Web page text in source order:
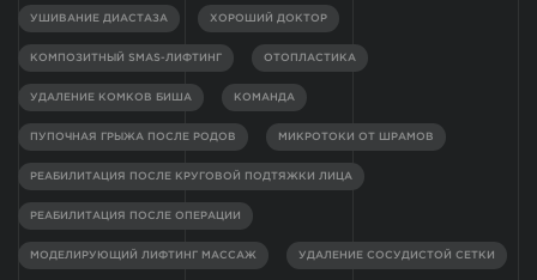
УШИВАНИЕ ДИАСТАЗА ХОРОШИЙ ДОКТОР
КОМПОЗИТНЫЙ SMAS-ЛИФТИНГ ОТОПЛАСТИКА
УДАЛЕНИЕ КОМКОВ БИША КОМАНДА
ПУПОЧНАЯ ГРЫЖА ПОСЛЕ РОДОВ МИКРОТОКИ ОТ ШРАМОВ
РЕАБИЛИТАЦИЯ ПОСЛЕ КРУГОВОЙ ПОДТЯЖКИ ЛИЦА
РЕАБИЛИТАЦИЯ ПОСЛЕ ОПЕРАЦИИ
МОДЕЛИРУЮЩИЙ ЛИФТИНГ МАССАЖ УДАЛЕНИЕ СОСУДИСТОЙ СЕТКИ